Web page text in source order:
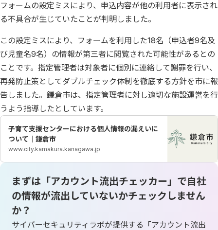
フォームの設定ミスにより、申込内容が他の利用者に表示され
る不具合が生じていたことが判明しました。
この設定ミスにより、フォームを利用した18名（申込者9名及
び児童名9名）の情報が第三者に閲覧された可能性があるとの
ことです。指定管理者は対象者に個別に連絡して謝罪を行い、
再発防止策としてダブルチェック体制を徹底する方針を市に報
告しました。鎌倉市は、指定管理者に対し適切な施設運営を行
うよう指導したとしています。
子育て支援センターにおける個人情報の漏えいに
ついて｜鎌倉市
www.city.kamakura.kanagawa.jp
まずは「アカウント流出チェッカー」で自社
の情報が流出していないかチェックしません
か？
サイバーセキュリティラボが提供する「アカウント流出